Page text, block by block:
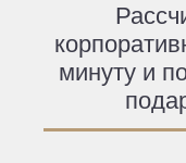
минуту и